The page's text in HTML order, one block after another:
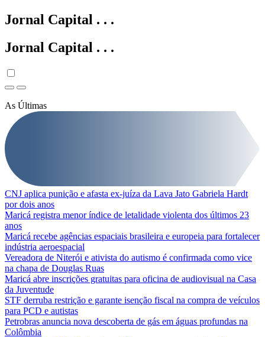
Jornal Capital . . .
Jornal Capital . . .
As Últimas
CNJ aplica punição e afasta ex-juíza da Lava Jato Gabriela Hardt
por dois anos
Maricá registra menor índice de letalidade violenta dos últimos 23
anos
Maricá recebe agências espaciais brasileira e europeia para fortalecer
indústria aeroespacial
Vereadora de Niterói e ativista do autismo é confirmada como vice
na chapa de Douglas Ruas
Maricá abre inscrições gratuitas para oficina de audiovisual na Casa
da Juventude
STF derruba restrição e garante isenção fiscal na compra de veículos
para PCD e autistas
Petrobras anuncia nova descoberta de gás em águas profundas na
Colômbia